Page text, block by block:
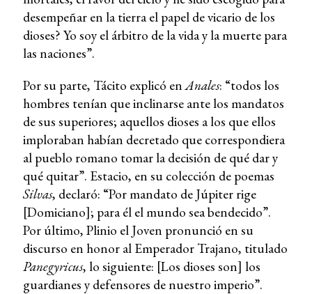
desempeñar en la tierra el papel de vicario de los
dioses? Yo soy el árbitro de la vida y la muerte para
las naciones”.
Por su parte, Tácito explicó enAnales: “todos los
hombres tenían que inclinarse ante los mandatos
de sus superiores; aquellos dioses a los que ellos
imploraban habían decretado que correspondiera
al pueblo romano tomar la decisión de qué dar y
qué quitar”. Estacio, en su colección de poemas
Silvas, declaró: “Por mandato de Júpiter rige
[Domiciano]; para él el mundo sea bendecido”.
Por último, Plinio el Joven pronunció en su
discurso en honor al Emperador Trajano, titulado
Panegyricus, lo siguiente: [Los dioses son] los
guardianes y defensores de nuestro imperio”.